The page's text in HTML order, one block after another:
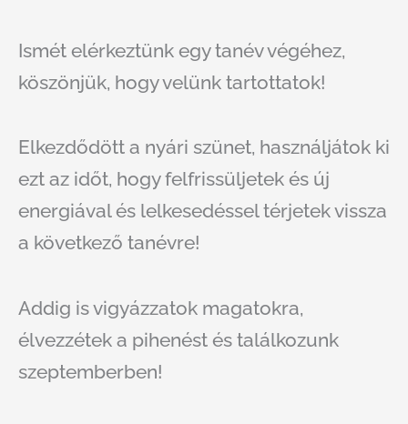
Ismét elérkeztünk egy tanév végéhez,
köszönjük, hogy velünk tartottatok!
Elkezdődött a nyári szünet, használjátok ki
ezt az időt, hogy felfrissüljetek és új
energiával és lelkesedéssel térjetek vissza
a következő tanévre!
Addig is vigyázzatok magatokra,
élvezzétek a pihenést és találkozunk
szeptemberben!